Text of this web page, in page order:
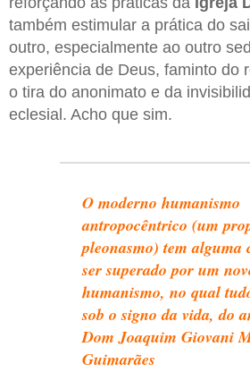
também estimular a prática do
outro, especialmente ao outro
experiência de Deus, faminto do
o tira do anonimato e da
eclesial. Acho que sim.
O moderno humanismo
antropocêntrico (um
pleonasmo) tem alguma
ser superado por um
humanismo, no qual
sob o signo da vida, do
Dom Joaquim Giovani
Guimarães